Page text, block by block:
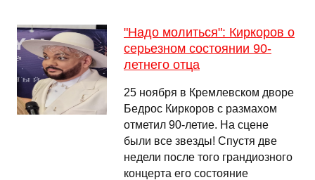
"Надо молиться": Киркоров о
серьезном состоянии 90-
летнего отца
25 ноября в Кремлевском дворе
Бедрос Киркоров с размахом
отметил 90-летие. На сцене
были все звезды! Спустя две
недели после того грандиозного
концерта его состояние